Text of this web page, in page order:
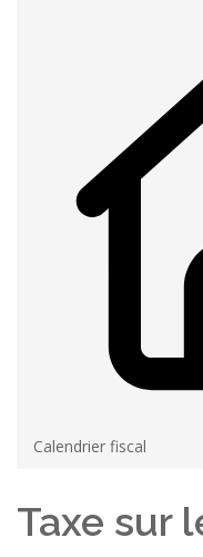
Calendrier fiscal
Taxe sur